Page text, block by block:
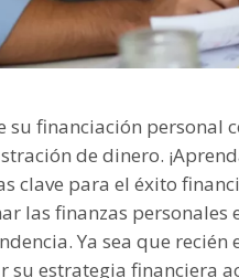
su financiación personal
de dinero.
clave para el éxito
las finanzas
Ya sea que
su estrategia financiera